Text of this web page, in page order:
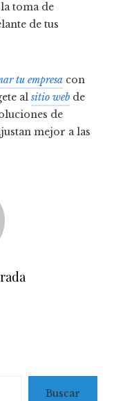
toma de
de tus
tu empresa con
alsitio web de
de
mejor a las
Buscar